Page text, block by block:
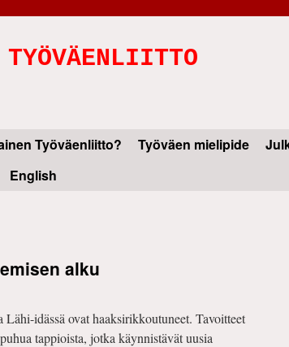
Työväenliitto? Työväen mielipide
English
alku
idässä ovat haaksirikkoutuneet. Tavoitteet
tappioista, jotka käynnistävät uusia